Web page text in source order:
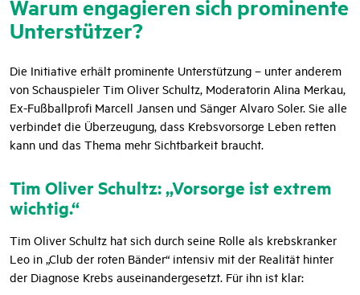
Unterstützer?
Die Initiative erhält prominente Unterstützung – unter anderem
von Schauspieler Tim Oliver Schultz, Moderatorin Alina Merkau,
Ex-Fußballprofi Marcell Jansen und Sänger Alvaro Soler. Sie alle
verbindet die Überzeugung, dass Krebsvorsorge Leben retten
kann und das Thema mehr Sichtbarkeit braucht.
Tim Oliver Schultz: „Vorsorge ist extrem
wichtig.“
Tim Oliver Schultz hat sich durch seine Rolle als krebskranker
Leo in „Club der roten Bänder“ intensiv mit der Realität hinter
der Diagnose Krebs auseinandergesetzt. Für ihn ist klar: